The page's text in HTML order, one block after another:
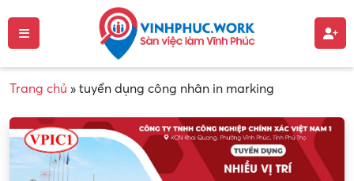
Trang chủ » tuyển dụng công nhân in marking